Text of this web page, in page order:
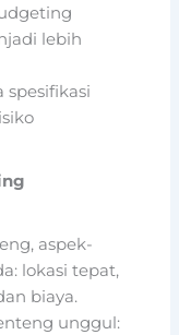
lebih
spesifikasi
aspek-
lokasi tepat,
biaya.
unggul: